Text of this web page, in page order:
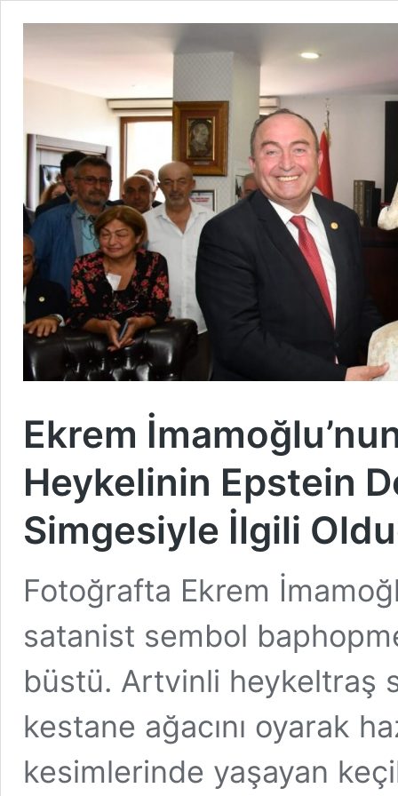
Ekrem
Heykelinin Epstein
Simgesiyle İlgili
Fotoğrafta Ekrem
satanist sembol
büstü. Artvinli heykeltraş
kestane ağacını oyarak
kesimlerinde yaşayan